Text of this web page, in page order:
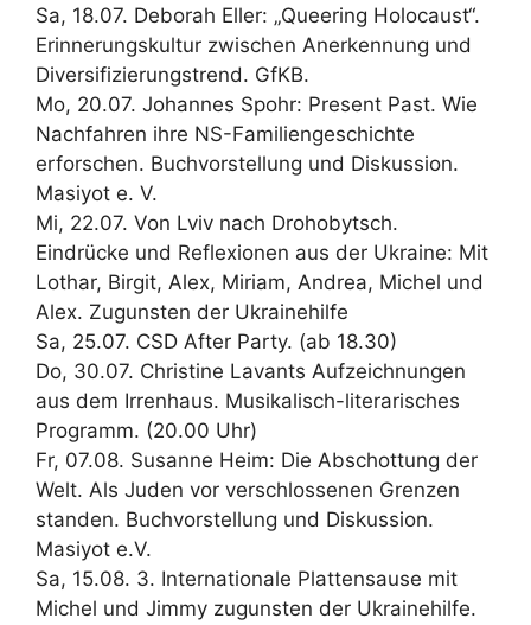
Sa, 18.07. Deborah Eller: „Queering Holocaust“.
Erinnerungskultur zwischen Anerkennung und
Diversifizierungstrend. GfKB.
Mo, 20.07. Johannes Spohr: Present Past. Wie
Nachfahren ihre NS-Familiengeschichte
erforschen. Buchvorstellung und Diskussion.
Masiyot e. V.
Mi, 22.07. Von Lviv nach Drohobytsch.
Eindrücke und Reflexionen aus der Ukraine: Mit
Lothar, Birgit, Alex, Miriam, Andrea, Michel und
Alex. Zugunsten der Ukrainehilfe
Sa, 25.07. CSD After Party. (ab 18.30)
Do, 30.07. Christine Lavants Aufzeichnungen
aus dem Irrenhaus. Musikalisch-literarisches
Programm. (20.00 Uhr)
Fr, 07.08. Susanne Heim: Die Abschottung der
Welt. Als Juden vor verschlossenen Grenzen
standen. Buchvorstellung und Diskussion.
Masiyot e.V.
Sa, 15.08. 3. Internationale Plattensause mit
Michel und Jimmy zugunsten der Ukrainehilfe.